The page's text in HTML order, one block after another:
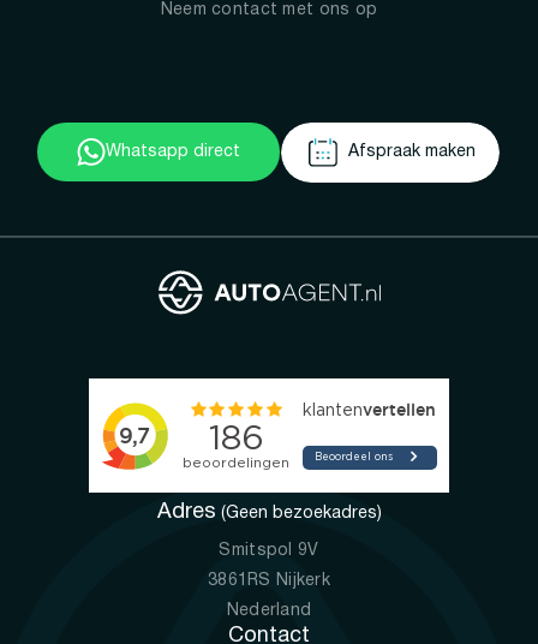
Neem contact met ons op
Whatsapp direct Afspraak maken
Adres (Geen bezoekadres)
Smitspol 9V
3861RS Nijkerk
Nederland
Contact